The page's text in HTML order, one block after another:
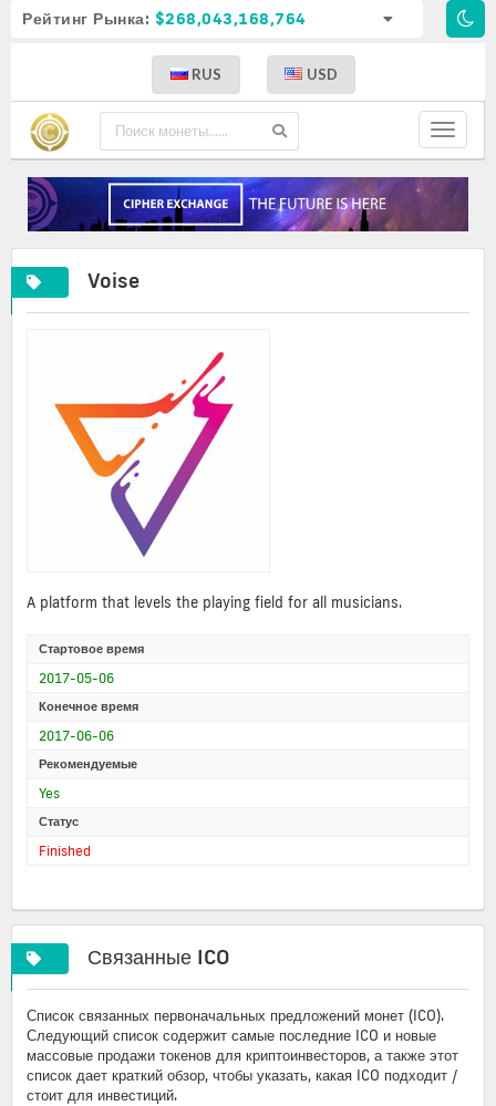
Рейтинг Рынка: $268,043,168,764
RUS USD
Toggle
Voise
A platform that levels the playing field for all musicians.
Стартовое время
2017-05-06
Конечное время
2017-06-06
Рекомендуемые
Yes
Статус
Finished
Связанные ICO
Список связанных первоначальных предложений монет (ICO).
Следующий список содержит самые последние ICO и новые
массовые продажи токенов для криптоинвесторов, а также этот
список дает краткий обзор, чтобы указать, какая ICO подходит /
стоит для инвестиций.